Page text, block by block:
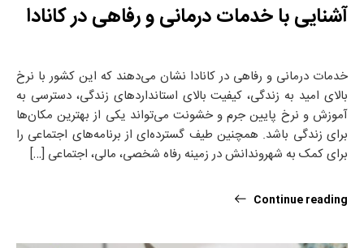
آشنایی با خدمات درمانی و رفاهی در کانادا
خدمات درمانی و رفاهی در کانادا نشان می‌دهند که این کشور با نرخ
بالای امید به زندگی، کیفیت بالای استانداردهای زندگی، دسترسی به
آموزش و نرخ پایین جرم و خشونت می‌تواند یکی از بهترین مکان‌ها
برای زندگی باشد. همچنین طیف گسترده‌ای از برنامه‌های اجتماعی را
برای کمک به شهروندانش در زمینه رفاه شخصی، مالی، اجتماعی […]
Continue reading